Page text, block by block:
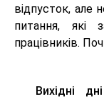
відпусток, але
питання, які
працівників.
Вихідні